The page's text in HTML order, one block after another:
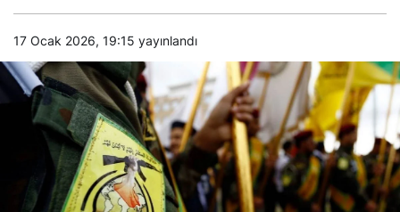
17 Ocak 2026, 19:15 yayınlandı